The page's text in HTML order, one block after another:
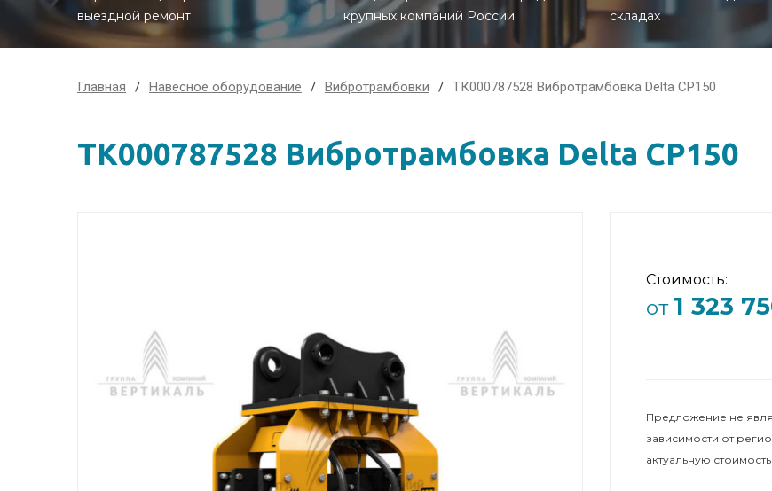
выездной ремонт
крупных компаний России
складах
Главная Навесное оборудование Вибротрамбовки ТК000787528 Вибротрамбовка Delta CP150
ТК000787528 Вибротрамбовка Delta CP150
Стоимость:
от 1 323
Предложение не
зависимости от
актуальную